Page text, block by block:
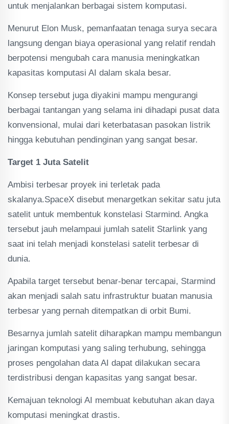
untuk menjalankan berbagai sistem komputasi.
Menurut Elon Musk, pemanfaatan tenaga surya secara
langsung dengan biaya operasional yang relatif rendah
berpotensi mengubah cara manusia meningkatkan
kapasitas komputasi AI dalam skala besar.
Konsep tersebut juga diyakini mampu mengurangi
berbagai tantangan yang selama ini dihadapi pusat data
konvensional, mulai dari keterbatasan pasokan listrik
hingga kebutuhan pendinginan yang sangat besar.
Target 1 Juta Satelit
Ambisi terbesar proyek ini terletak pada
skalanya.SpaceX disebut menargetkan sekitar satu juta
satelit untuk membentuk konstelasi Starmind. Angka
tersebut jauh melampaui jumlah satelit Starlink yang
saat ini telah menjadi konstelasi satelit terbesar di
dunia.
Apabila target tersebut benar-benar tercapai, Starmind
akan menjadi salah satu infrastruktur buatan manusia
terbesar yang pernah ditempatkan di orbit Bumi.
Besarnya jumlah satelit diharapkan mampu membangun
jaringan komputasi yang saling terhubung, sehingga
proses pengolahan data AI dapat dilakukan secara
terdistribusi dengan kapasitas yang sangat besar.
Kemajuan teknologi AI membuat kebutuhan akan daya
komputasi meningkat drastis.